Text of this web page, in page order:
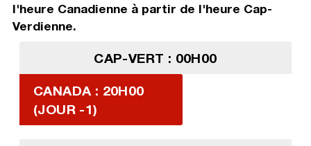
l'heure Canadienne à partir de l'heure Cap-
Verdienne.
CAP-VERT : 00H00
CANADA : 20H00
(JOUR -1)